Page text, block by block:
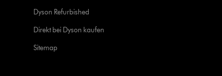
Dyson Refurbished
Direkt bei Dyson kaufen
Sitemap